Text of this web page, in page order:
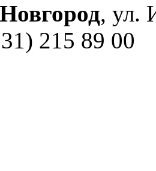
, ул.
215 89 00